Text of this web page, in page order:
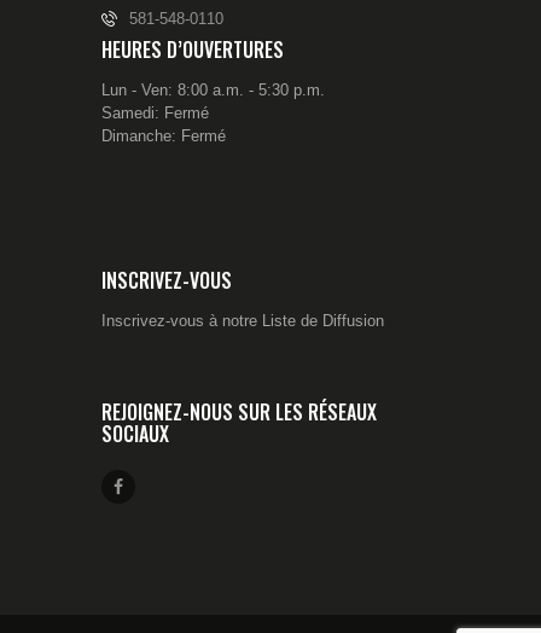
581-548-0110
HEURES D’OUVERTURES
Lun - Ven: 8:00 a.m. - 5:30 p.m.
Samedi: Fermé
Dimanche: Fermé
INSCRIVEZ-VOUS
Inscrivez-vous à notre Liste de Diffusion
REJOIGNEZ-NOUS SUR LES RÉSEAUX
SOCIAUX